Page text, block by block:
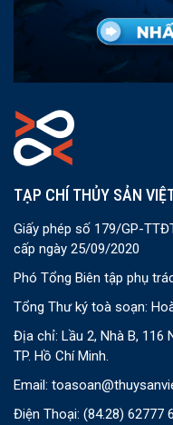
TẠP CHÍ THỦY SẢN
Giấy phép số 179/GP-
cấp ngày 25/09/2020
Phó Tổng Biên tập phụ
Tổng Thư ký toà soạn:
Địa chỉ: Lầu 2, Nhà B, 116
TP. Hồ Chí Minh.
Email:
Điện Thoại: (84.28) 62777